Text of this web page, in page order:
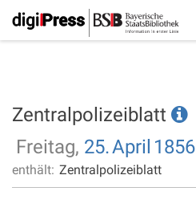
Zentralpolizeiblatt
Freitag, 25.April 1856
enthält: Zentralpolizeiblatt